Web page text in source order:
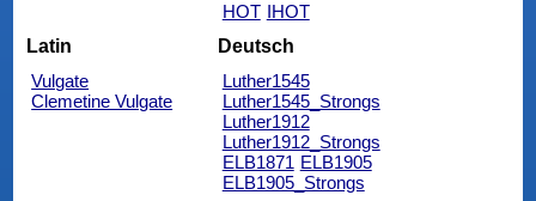
HOT IHOT
Latin
Vulgate
Clemetine Vulgate
Deutsch
Luther1545
Luther1545_Strongs
Luther1912
Luther1912_Strongs
ELB1871 ELB1905
ELB1905_Strongs